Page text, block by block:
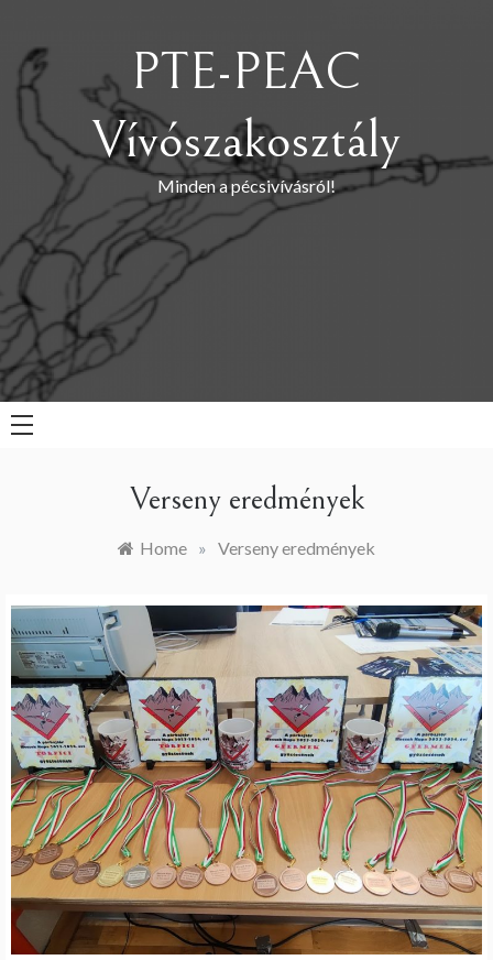
content
PTE-PEAC
Vívószakosztály
Minden a pécsivívásról!
Verseny eredmények
Home » Verseny eredmények